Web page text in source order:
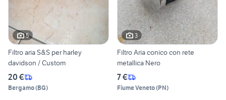
5
Filtro aria S&S per harley
davidson / Custom
20 €
Bergamo(BG)
3
Filtro Aria conico con rete
metallica Nero
7 €
Fiume Veneto(PN)